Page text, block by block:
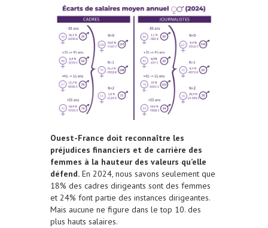
Ouest-France doit reconnaître les
préjudices financiers et de carrière des
femmes à la hauteur des valeurs qu’elle
défend. En 2024, nous savons seulement que
18% des cadres dirigeants sont des femmes
et 24% font partie des instances dirigeantes.
Mais aucune ne figure dans le top 10. des
plus hauts salaires.